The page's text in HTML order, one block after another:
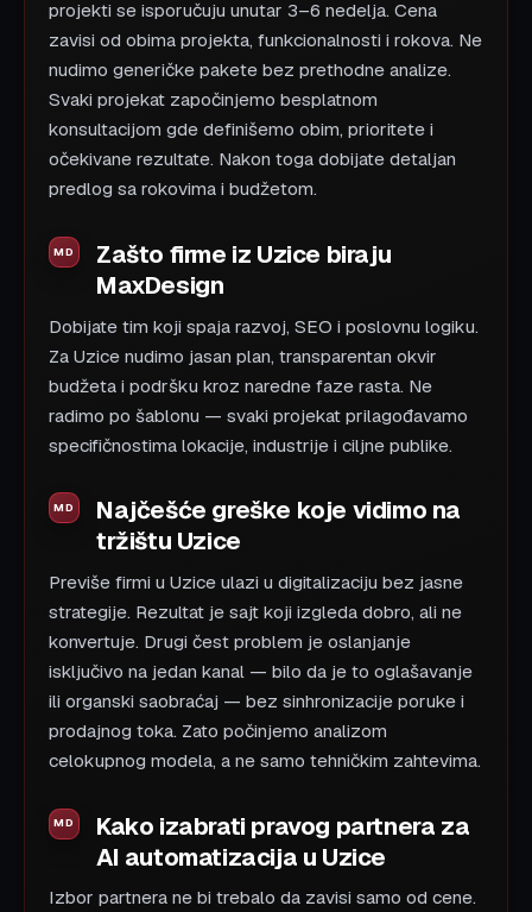
projekti se isporučuju unutar 3–6 nedelja. Cena
zavisi od obima projekta, funkcionalnosti i rokova. Ne
nudimo generičke pakete bez prethodne analize.
Svaki projekat započinjemo besplatnom
konsultacijom gde definišemo obim, prioritete i
očekivane rezultate. Nakon toga dobijate detaljan
predlog sa rokovima i budžetom.
Zašto firme iz Uzice biraju
MaxDesign
Dobijate tim koji spaja razvoj, SEO i poslovnu logiku.
Za Uzice nudimo jasan plan, transparentan okvir
budžeta i podršku kroz naredne faze rasta. Ne
radimo po šablonu — svaki projekat prilagođavamo
specifičnostima lokacije, industrije i ciljne publike.
Najčešće greške koje vidimo na
tržištu Uzice
Previše firmi u Uzice ulazi u digitalizaciju bez jasne
strategije. Rezultat je sajt koji izgleda dobro, ali ne
konvertuje. Drugi čest problem je oslanjanje
isključivo na jedan kanal — bilo da je to oglašavanje
ili organski saobraćaj — bez sinhronizacije poruke i
prodajnog toka. Zato počinjemo analizom
celokupnog modela, a ne samo tehničkim zahtevima.
Kako izabrati pravog partnera za
AI automatizacija u Uzice
Izbor partnera ne bi trebalo da zavisi samo od cene.